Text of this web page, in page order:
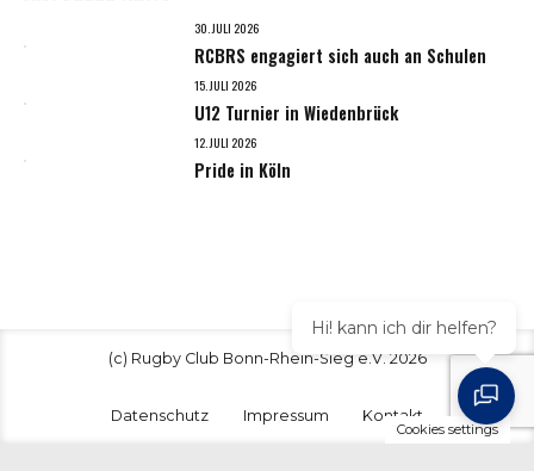
30. JULI 2026
RCBRS engagiert sich auch an Schulen
15. JULI 2026
U12 Turnier in Wiedenbrück
12. JULI 2026
Pride in Köln
(c) Rugby Club Bonn-Rhein-Sieg e.V. 2026
Datenschutz Impressum Kontakt
Hi! kann ich dir helfen?
Cookies settings